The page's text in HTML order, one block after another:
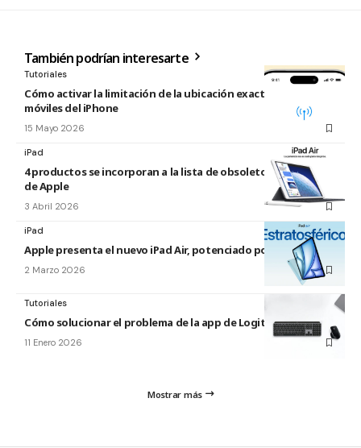
También podrían interesarte
Tutoriales
Cómo activar la limitación de la ubicación exacta para redes
móviles del iPhone
15 Mayo 2026
iPad
4 productos se incorporan a la lista de obsoletos y antiguos
de Apple
3 Abril 2026
iPad
Apple presenta el nuevo iPad Air, potenciado por el M4
2 Marzo 2026
Tutoriales
Cómo solucionar el problema de la app de Logitech para Mac
11 Enero 2026
Mostrar más